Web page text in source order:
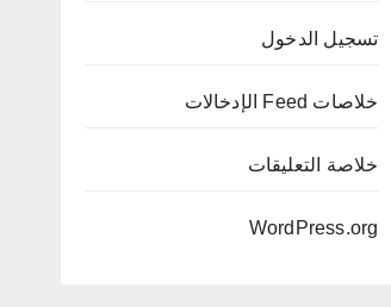
تسجيل الدخول
خلاصات Feed الإدخالات
خلاصة التعليقات
WordPress.org